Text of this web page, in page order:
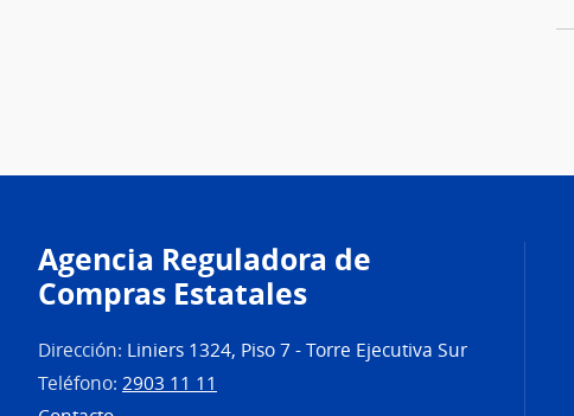
Agencia Reguladora de
Compras Estatales
Dirección: Liniers 1324, Piso 7 - Torre Ejecutiva Sur
Teléfono: 2903 11 11